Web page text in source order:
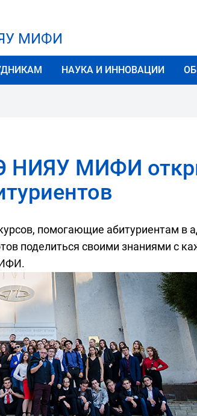
МИФИ
НАУКА И ИННОВАЦИИ
НИЯУ МИФИ
помогающие абитуриентам в
поделиться своими знаниями с